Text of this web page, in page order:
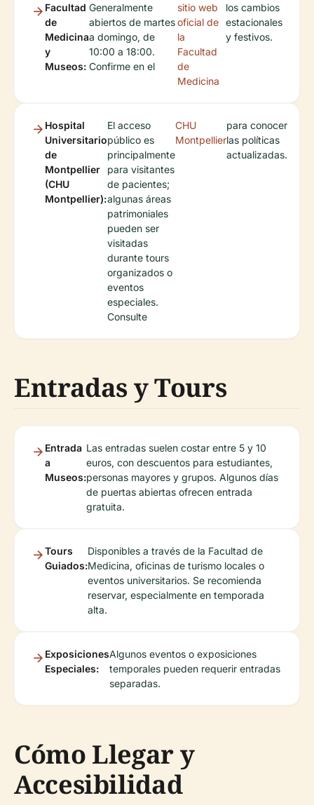
Facultad
de
Medicina
y
Museos:
Generalmente
abiertos de martes
a domingo, de
10:00 a 18:00.
Confirme en el
sitio web
oficial de
la
Facultad
de
Medicina
los cambios
estacionales
y festivos.
Hospital
Universitario
de
Montpellier
(CHU
Montpellier):
El acceso
público es
principalmente
para visitantes
de pacientes;
algunas áreas
patrimoniales
pueden ser
visitadas
durante tours
organizados o
eventos
especiales.
Consulte
CHU
Montpellier
para conocer
las políticas
actualizadas.
Entradas y Tours
Entrada
a
Museos:
Las entradas suelen costar entre 5 y 10
euros, con descuentos para estudiantes,
personas mayores y grupos. Algunos días
de puertas abiertas ofrecen entrada
gratuita.
Tours
Guiados:
Disponibles a través de la Facultad de
Medicina, oficinas de turismo locales o
eventos universitarios. Se recomienda
reservar, especialmente en temporada
alta.
Exposiciones
Especiales:
Algunos eventos o exposiciones
temporales pueden requerir entradas
separadas.
Cómo Llegar y
Accesibilidad